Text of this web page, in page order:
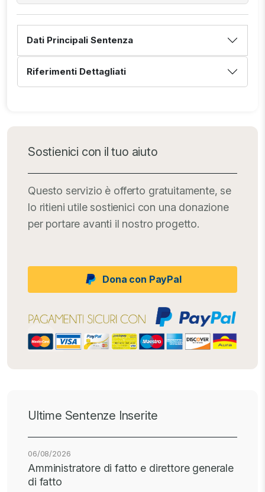
Dati Principali Sentenza
Riferimenti Dettagliati
Sostienici con il tuo aiuto
Questo servizio è offerto gratuitamente, se
lo ritieni utile sostienici con una donazione
per portare avanti il nostro progetto.
Dona con PayPal
Ultime Sentenze Inserite
06/08/2026
Amministratore di fatto e direttore generale
di fatto